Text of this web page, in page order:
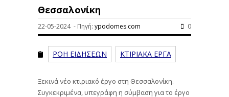
Θεσσαλονίκη
22-05-2024 - Πηγή: ypodomes.com 0
ΡΟΗ ΕΙΔΗΣΕΩΝ ΚΤΙΡΙΑΚΑ ΕΡΓΑ
Ξεκινά νέο κτιριακό έργο στη Θεσσαλονίκη.
Συγκεκριμένα, υπεγράφη η σύμβαση για το έργο